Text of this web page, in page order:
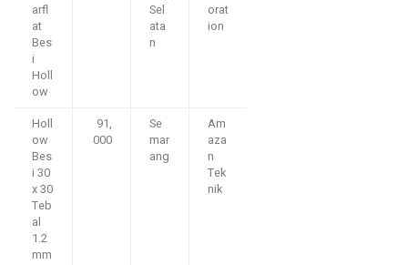
arfl
at
Bes
i
Holl
ow
Sel
ata
n
orat
ion
Holl
ow
Bes
i 30
x 30
Teb
al
1.2
mm
91,
000
Se
mar
ang
Am
aza
n
Tek
nik